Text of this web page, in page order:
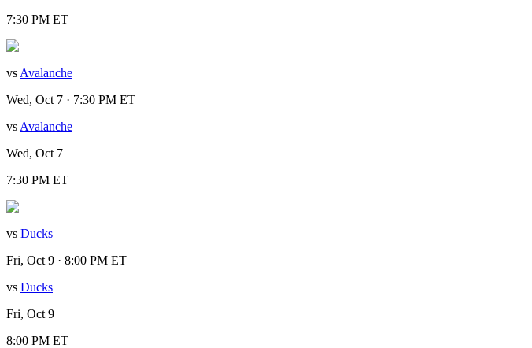
7:30 PM ET
vs Avalanche
Wed, Oct 7 · 7:30 PM ET
vs Avalanche
Wed, Oct 7
7:30 PM ET
vs Ducks
Fri, Oct 9 · 8:00 PM ET
vs Ducks
Fri, Oct 9
8:00 PM ET